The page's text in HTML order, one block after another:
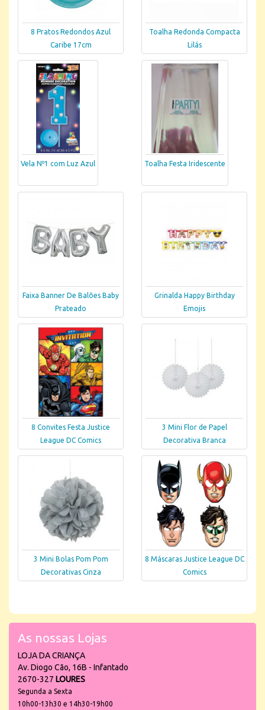
8 Pratos Redondos Azul
Caribe 17cm
Toalha Redonda Compacta
Lilás
Vela Nº1 com Luz Azul Toalha Festa Iridescente
Faixa Banner De Balões Baby
Prateado
Grinalda Happy Birthday
Emojis
8 Convites Festa Justice
League DC Comics
3 Mini Flor de Papel
Decorativa Branca
3 Mini Bolas Pom Pom
Decorativas Cinza
8 Máscaras Justice League DC
Comics
As nossas Lojas
LOJA DA CRIANÇA
Av. Diogo Cão, 16B - Infantado
2670-327 LOURES
Segunda a Sexta
10h00-13h30 e 14h30-19h00